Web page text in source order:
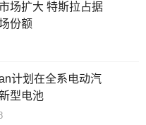
场扩大 特斯拉占据
份额
计划在全系电动汽
型电池